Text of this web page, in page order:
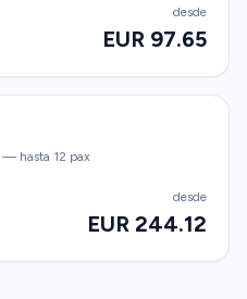
desde
EUR 97.65
— hasta 12 pax
desde
EUR 244.12